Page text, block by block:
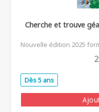
Cherche et trouve
Nouvelle édition 2025
Dès 5 ans